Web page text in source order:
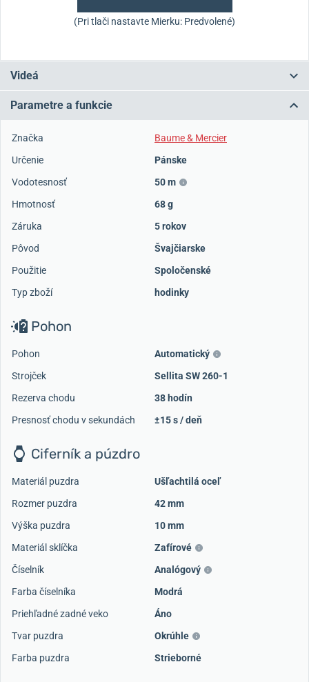
(Pri tlači nastavte Mierku: Predvolené)
Videá
Parametre a funkcie
Značka
Baume & Mercier
Určenie
Pánske
Vodotesnosť
50 m
Hmotnosť
68 g
Záruka
5 rokov
Pôvod
Švajčiarske
Použitie
Spoločenské
Typ zboží
hodinky
Pohon
Pohon
Automatický
Strojček
Sellita SW 260-1
Rezerva chodu
38 hodín
Presnosť chodu v sekundách
±15 s / deň
Ciferník a púzdro
Materiál puzdra
Ušľachtilá oceľ
Rozmer puzdra
42 mm
Výška puzdra
10 mm
Materiál sklíčka
Zafírové
Číselník
Analógový
Farba číselníka
Modrá
Priehľadné zadné veko
Áno
Tvar puzdra
Okrúhle
Farba puzdra
Strieborné